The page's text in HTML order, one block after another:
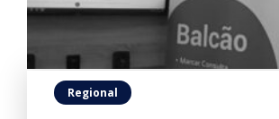
Regional